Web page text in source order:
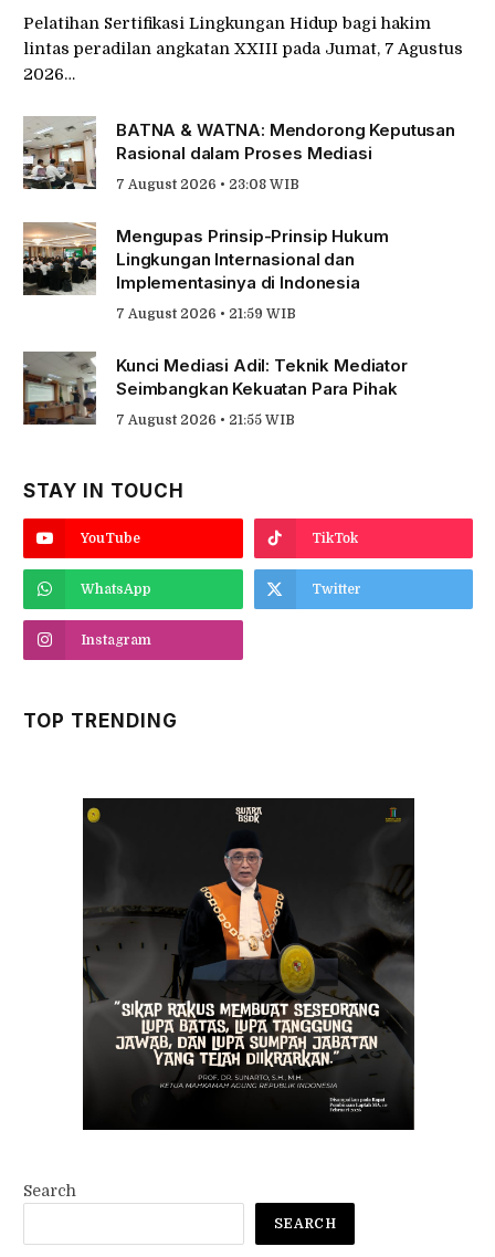
Pelatihan Sertifikasi Lingkungan Hidup bagi hakim
lintas peradilan angkatan XXIII pada Jumat, 7 Agustus
2026…
BATNA & WATNA: Mendorong Keputusan
Rasional dalam Proses Mediasi
7 August 2026 • 23:08 WIB
Mengupas Prinsip-Prinsip Hukum
Lingkungan Internasional dan
Implementasinya di Indonesia
7 August 2026 • 21:59 WIB
Kunci Mediasi Adil: Teknik Mediator
Seimbangkan Kekuatan Para Pihak
7 August 2026 • 21:55 WIB
STAY IN TOUCH
YouTube TikTok
WhatsApp Twitter
Instagram
TOP TRENDING
Search
SEARCH